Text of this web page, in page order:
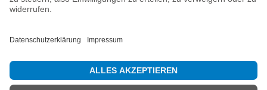
info@mountain-sports-